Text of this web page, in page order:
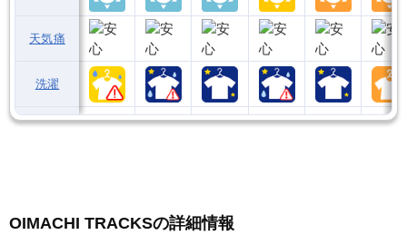
天気痛
洗濯
OIMACHI TRACKSの詳細情報